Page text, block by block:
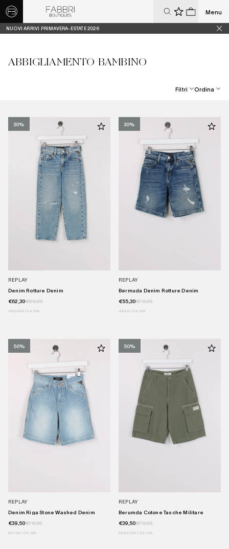
0 0
Menu
NUOVI ARRIVI PRIMAVERA-ESTATE 2026
ABBIGLIAMENTO BAMBINO
Filtri Ordina
Prezzo Crescente
Prezzo Decrescente
Dal Più Recente
30%
REPLAY
Denim Rotture Denim
€62,30€89,00
4A6A8A 14A 16A
30%
REPLAY
Bermuda Denim Rotture Denim
€55,30€79,00
4A8A 12A 16A
50%
REPLAY
Denim Riga Stone Washed Denim
€39,50€79,00
6A 10A 12A 16A
50%
REPLAY
Berumda Cotone Tasche Militare
€39,50€79,00
6A8A 10A 12A 14A